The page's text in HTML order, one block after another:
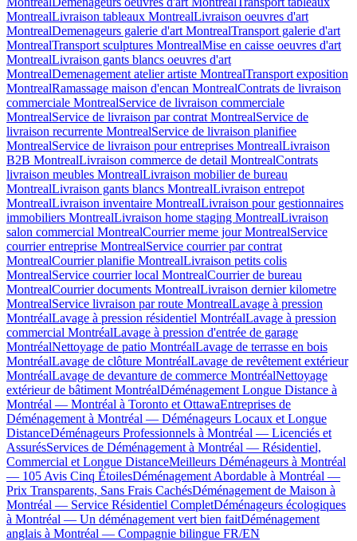
MontrealLivraison tableaux MontrealLivraison oeuvres d'art
MontrealDemenageurs galerie d'art MontrealTransport galerie d'art
MontrealTransport sculptures MontrealMise en caisse oeuvres d'art
MontrealLivraison gants blancs oeuvres d'art
MontrealDemenagement atelier artiste MontrealTransport exposition
MontrealRamassage maison d'encan MontrealContrats de livraison
commerciale MontrealService de livraison commerciale
MontrealService de livraison par contrat MontrealService de
livraison recurrente MontrealService de livraison planifiee
MontrealService de livraison pour entreprises MontrealLivraison
B2B MontrealLivraison commerce de detail MontrealContrats
livraison meubles MontrealLivraison mobilier de bureau
MontrealLivraison gants blancs MontrealLivraison entrepot
MontrealLivraison inventaire MontrealLivraison pour gestionnaires
immobiliers MontrealLivraison home staging MontrealLivraison
salon commercial MontrealCourrier meme jour MontrealService
courrier entreprise MontrealService courrier par contrat
MontrealCourrier planifie MontrealLivraison petits colis
MontrealService courrier local MontrealCourrier de bureau
MontrealCourrier documents MontrealLivraison dernier kilometre
MontrealService livraison par route MontrealLavage à pression
MontréalLavage à pression résidentiel MontréalLavage à pression
commercial MontréalLavage à pression d'entrée de garage
MontréalNettoyage de patio MontréalLavage de terrasse en bois
MontréalLavage de clôture MontréalLavage de revêtement extérieur
MontréalLavage de devanture de commerce MontréalNettoyage
extérieur de bâtiment MontréalDéménagement Longue Distance à
Montréal — Montréal à Toronto et OttawaEntreprises de
Déménagement à Montréal — Déménageurs Locaux et Longue
DistanceDéménageurs Professionnels à Montréal — Licenciés et
AssurésServices de Déménagement à Montréal — Résidentiel,
Commercial et Longue DistanceMeilleurs Déménageurs à Montréal
— 105 Avis Cinq ÉtoilesDéménagement Abordable à Montréal —
Prix Transparents, Sans Frais CachésDéménagement de Maison à
Montréal — Service Résidentiel CompletDéménageurs écologiques
à Montréal — Un déménagement vert bien faitDéménagement
anglais à Montréal — Compagnie bilingue FR/EN